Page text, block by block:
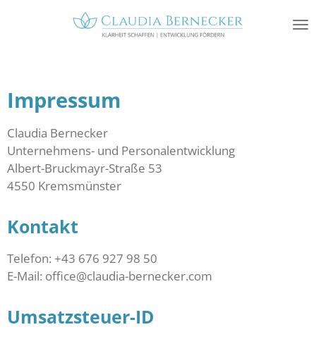
Impressum
Claudia Bernecker
Unternehmens- und Personalentwicklung
Albert-Bruckmayr-Straße 53
4550 Kremsmünster
Kontakt
Telefon: +43 676 927 98 50
E-Mail: office@claudia-bernecker.com
Umsatzsteuer-ID